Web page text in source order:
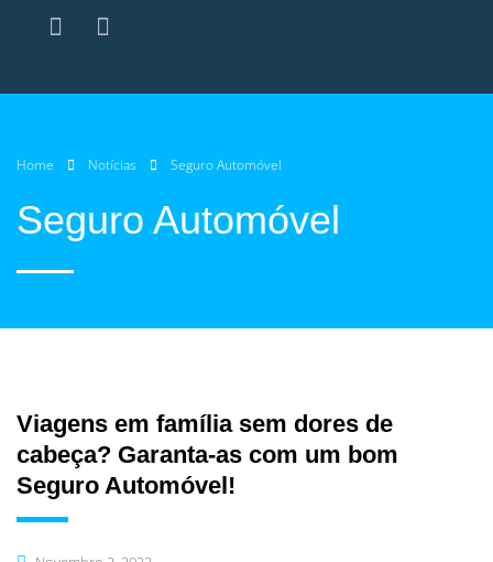
Home Notícias Seguro Automóvel
Seguro Automóvel
Viagens em família sem dores de
cabeça? Garanta-as com um bom
Seguro Automóvel!